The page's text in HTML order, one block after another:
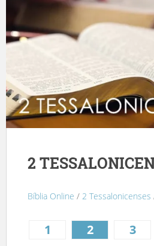
2
Bíblia Online / 2 Tessalonicenses
1 2 3